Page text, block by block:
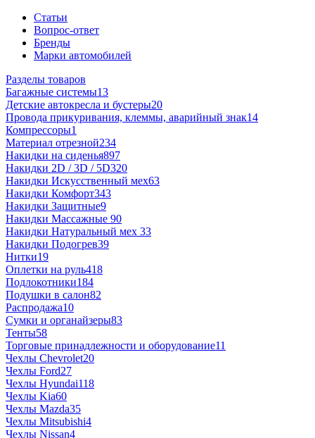
Статьи
Вопрос-ответ
Бренды
Марки автомобилей
Разделы товаров
Багажные системы13
Детские автокресла и бустеры20
Провода прикуривания, клеммы, аварийный знак14
Компрессоры1
Материал отрезной234
Накидки на сиденья897
Накидки 2D / 3D / 5D320
Накидки Искусственный мех63
Накидки Комфорт343
Накидки Защитные9
Накидки Массажные 90
Накидки Натуральный мех 33
Накидки Подогрев39
Нитки19
Оплетки на руль418
Подлокотники184
Подушки в салон82
Распродажа10
Сумки и органайзеры83
Тенты58
Торговые принадлежности и оборудование11
Чехлы Chevrolet20
Чехлы Ford27
Чехлы Hyundai118
Чехлы Kia60
Чехлы Mazda35
Чехлы Mitsubishi4
Чехлы Nissan4